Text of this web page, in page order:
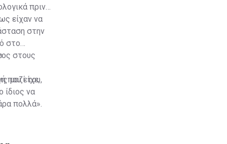
πριν
είχαν να
στην
στο
στους
μαζί του,
ίδιος να
πολλά».
που είχε,